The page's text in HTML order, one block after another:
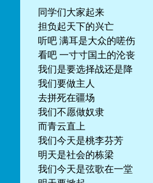
同学们大家起来
担负起天下的兴亡
听吧 满耳是大众的嗟伤
看吧 一寸寸国土的沦丧
我们是要选择战还是降
我们要做主人
去拼死在疆场
我们不愿做奴隶
而青云直上
我们今天是桃李芬芳
明天是社会的栋梁
我们今天是弦歌在一堂